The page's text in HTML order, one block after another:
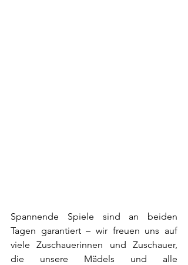
Spannende Spiele sind an beiden
Tagen garantiert – wir freuen uns auf
viele Zuschauerinnen und Zuschauer,
die unsere Mädels und alle